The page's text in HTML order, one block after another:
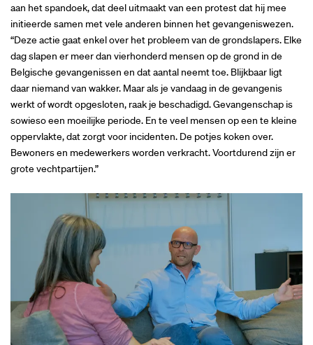
aan het spandoek, dat deel uitmaakt van een protest dat hij mee
initieerde samen met vele anderen binnen het gevangeniswezen.
“Deze actie gaat enkel over het probleem van de grondslapers. Elke
dag slapen er meer dan vierhonderd mensen op de grond in de
Belgische gevangenissen en dat aantal neemt toe. Blijkbaar ligt
daar niemand van wakker. Maar als je vandaag in de gevangenis
werkt of wordt opgesloten, raak je beschadigd. Gevangenschap is
sowieso een moeilijke periode. En te veel mensen op een te kleine
oppervlakte, dat zorgt voor incidenten. De potjes koken over.
Bewoners en medewerkers worden verkracht. Voortdurend zijn er
grote vechtpartijen.”